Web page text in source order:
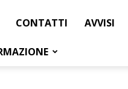
CONTATTI AVVISI